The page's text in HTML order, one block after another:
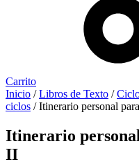
Carrito
Inicio /Libros de Texto /
ciclos / Itinerario personal
Itinerario
II